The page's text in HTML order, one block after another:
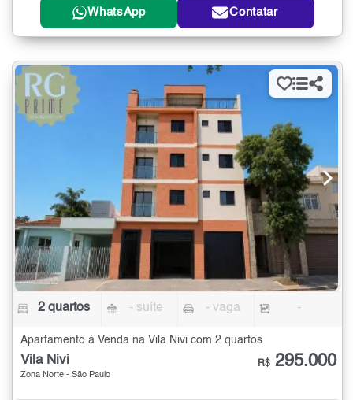
WhatsApp Contatar
2 quartos - suíte - vaga -
Apartamento à Venda na Vila Nivi com 2 quartos
Vila Nivi
Zona Norte - São Paulo
R$ 295.000